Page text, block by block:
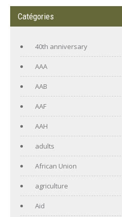
Catégories
40th anniversary
AAA
AAB
AAF
AAH
adults
African Union
agriculture
Aid